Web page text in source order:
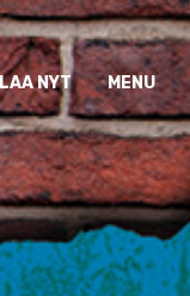
NYT MENU